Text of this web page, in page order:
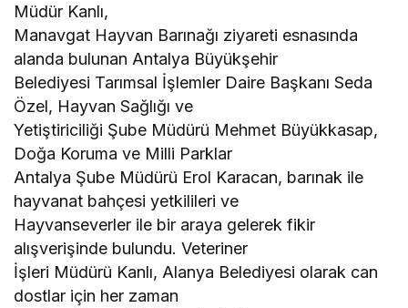
Müdür Kanlı,
Manavgat Hayvan Barınağı ziyareti esnasında
alanda bulunan Antalya Büyükşehir
Belediyesi Tarımsal İşlemler Daire Başkanı Seda
Özel, Hayvan Sağlığı ve
Yetiştiriciliği Şube Müdürü Mehmet Büyükkasap,
Doğa Koruma ve Milli Parklar
Antalya Şube Müdürü Erol Karacan, barınak ile
hayvanat bahçesi yetkilileri ve
Hayvanseverler ile bir araya gelerek fikir
alışverişinde bulundu. Veteriner
İşleri Müdürü Kanlı, Alanya Belediyesi olarak can
dostlar için her zaman